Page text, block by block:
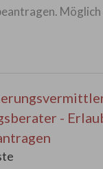
Möglich
-